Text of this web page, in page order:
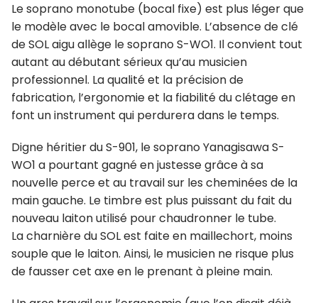
Le soprano monotube (bocal fixe) est plus léger que
le modèle avec le bocal amovible. L’absence de clé
de SOL aigu allège le soprano S-WO1. Il convient tout
autant au débutant sérieux qu’au musicien
professionnel. La qualité et la précision de
fabrication, l’ergonomie et la fiabilité du clétage en
font un instrument qui perdurera dans le temps.
Digne héritier du S-901, le soprano Yanagisawa S-
WO1 a pourtant gagné en justesse grâce à sa
nouvelle perce et au travail sur les cheminées de la
main gauche. Le timbre est plus puissant du fait du
nouveau laiton utilisé pour chaudronner le tube.
La charnière du SOL est faite en maillechort, moins
souple que le laiton. Ainsi, le musicien ne risque plus
de fausser cet axe en le prenant à pleine main.